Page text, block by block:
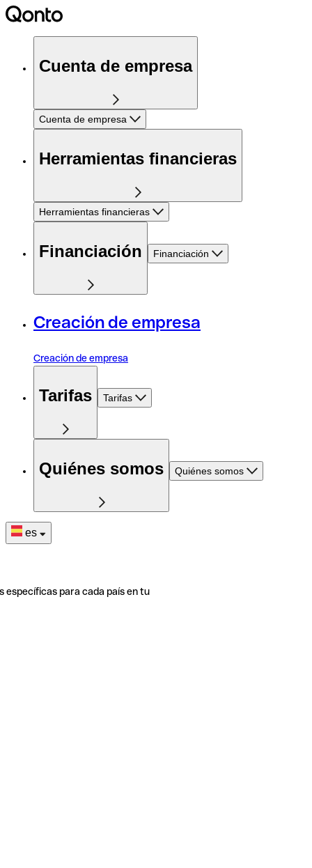
Cuenta de empresa
Cuenta de empresa
Herramientas financieras
Herramientas financieras
Financiación Financiación
Creación de empresa
Creación de empresa
Tarifas Tarifas
Quiénes somos Quiénes somos
es
específicas para cada país en tu